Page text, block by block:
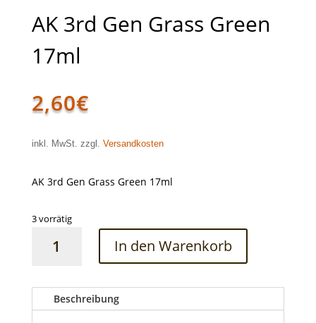
AK 3rd Gen Grass Green
17ml
2,60€
inkl. MwSt. zzgl. Versandkosten
AK 3rd Gen Grass Green 17ml
3 vorrätig
Green
17ml
In den Warenkorb
Beschreibung